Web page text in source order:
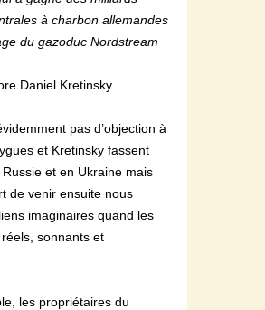
à charbon allemandes
du gazoduc Nordstream
Daniel Kretinsky.
pas d’objection à
et Kretinsky fassent
et en Ukraine mais
de venir ensuite nous
imaginaires quand les
sonnants et
les propriétaires du